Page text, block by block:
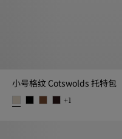
小号格纹 Cotswolds 托特包
+1